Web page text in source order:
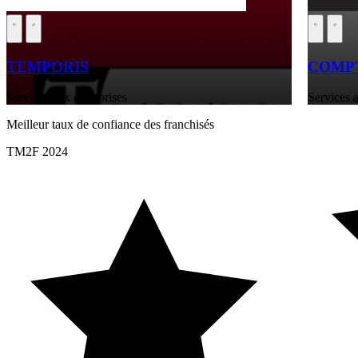
TEMPORIS
Services aux entreprises
Meilleur taux de confiance des franchisés
TM2F 2024
Services